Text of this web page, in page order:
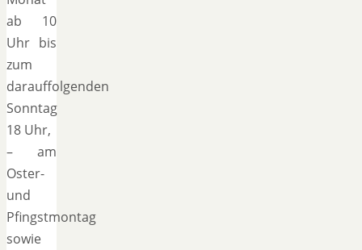
ab 10
Uhr bis
zum
darauffolgenden
Sonntag
18 Uhr,
– am
Oster-
und
Pfingstmontag
sowie